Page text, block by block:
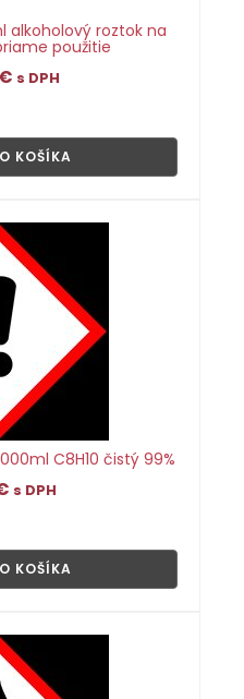
alkoholový roztok na
použitie
€ s DPH
KOŠÍKA
C8H10 čistý 99%
s DPH
KOŠÍKA